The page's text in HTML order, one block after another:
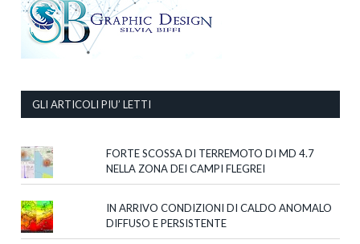
GLI ARTICOLI PIU’ LETTI
FORTE SCOSSA DI TERREMOTO DI MD 4.7
NELLA ZONA DEI CAMPI FLEGREI
IN ARRIVO CONDIZIONI DI CALDO ANOMALO
DIFFUSO E PERSISTENTE